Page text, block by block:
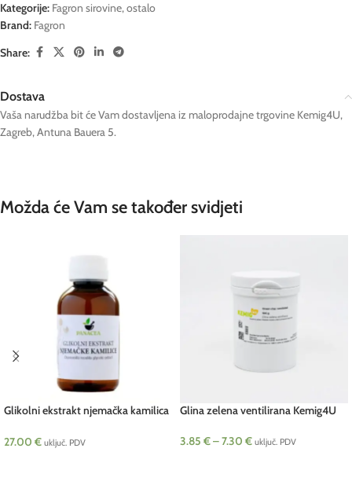
Kategorije: Fagron sirovine,ostalo
Brand: Fagron
Share:
Dostava
Vaša narudžba bit će Vam dostavljena iz maloprodajne trgovine Kemig4U,
Zagreb, Antuna Bauera 5.
Možda će Vam se također svidjeti
Glikolni ekstrakt njemačka kamilica
27.00 € uključ. PDV
Glina zelena ventilirana Kemig4U
3.85 €–7.30 € uključ. PDV